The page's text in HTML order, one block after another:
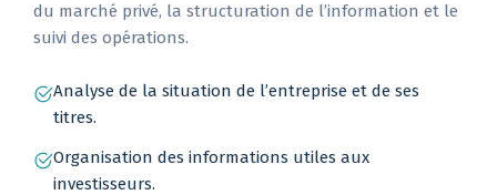
du marché privé, la structuration de l’information et le
suivi des opérations.
Analyse de la situation de l’entreprise et de ses
titres.
Organisation des informations utiles aux
investisseurs.